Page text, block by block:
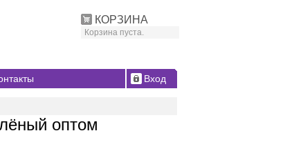
КОРЗИНА
Корзина пуста.
Вход
оптом